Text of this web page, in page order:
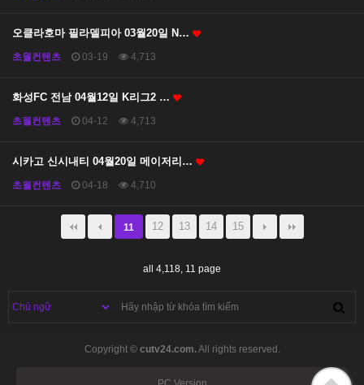
오클라호마 필라델피아 03월20일 N…
초월컨텐츠 03-19 4,713
화성FC 전남 04월12일 K리그2 …
초월컨텐츠 04-12 4,713
시카고 신시내티 04월20일 메이저리…
초월컨텐츠 04-18 4,710
11 12 13 14 15
all 4,118, 11 page
Copyright © cutv24.com.All rights reserved.